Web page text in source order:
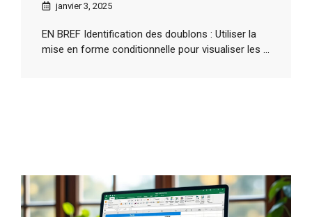
janvier 3, 2025
EN BREF Identification des doublons : Utiliser la
mise en forme conditionnelle pour visualiser les ...